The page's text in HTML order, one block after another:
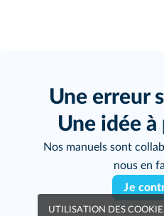
Une erreur
Une idée à
Nos manuels sont
nous en
Je
UTILISATION DES